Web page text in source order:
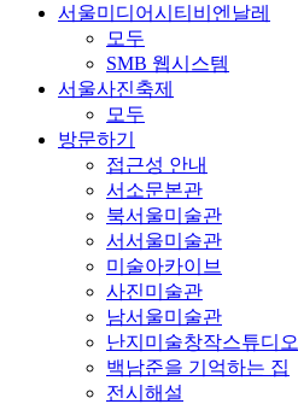
서울미디어시티비엔날레
모두
SMB 웹시스템
서울사진축제
모두
방문하기
접근성 안내
서소문본관
북서울미술관
서서울미술관
미술아카이브
사진미술관
남서울미술관
난지미술창작스튜디오
백남준을 기억하는 집
전시해설